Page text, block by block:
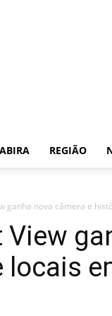
REGIÃO
ganha nova câmera e
View
locais